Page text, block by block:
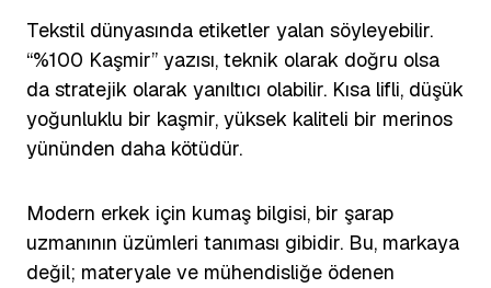
Tekstil dünyasında etiketler yalan söyleyebilir.
“%100 Kaşmir” yazısı, teknik olarak doğru olsa
da stratejik olarak yanıltıcı olabilir. Kısa lifli, düşük
yoğunluklu bir kaşmir, yüksek kaliteli bir merinos
yününden daha kötüdür.
Modern erkek için kumaş bilgisi, bir şarap
uzmanının üzümleri tanıması gibidir. Bu, markaya
değil; materyale ve mühendisliğe ödenen